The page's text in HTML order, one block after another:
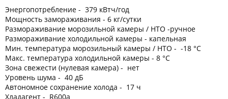
Энергопотребление - 379 кВтч/год
Мощность замораживания - 6 кг/сутки
Размораживание морозильной камеры / НТО -ручное
Размораживание холодильной камеры - капельная
Мин. температура морозильный камеры / НТО - -18 °C
Макс. температура холодильной камеры - 8 °C
Зона свежести (нулевая камера) - нет
Уровень шума - 40 дБ
Автономное сохранение холода - 17 ч
Хладагент - R600a